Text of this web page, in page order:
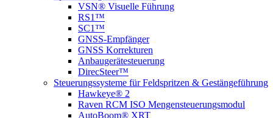
VSN® Visuelle Führung
RS1™
SC1™
GNSS-Empfänger
GNSS Korrekturen
Anbaugerätesteuerung
DirecSteer™
Steuerungssysteme für Feldspritzen & Gestängeführung
Hawkeye® 2
Raven RCM ISO Mengensteuerungsmodul
AutoBoom® XRT